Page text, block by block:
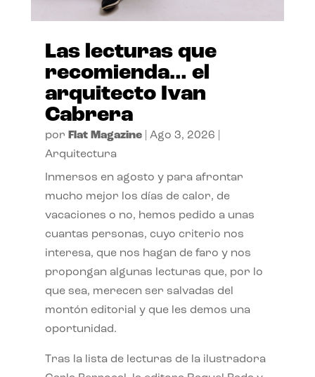
Las lecturas que
recomienda… el
arquitecto Ivan
Cabrera
por Flat Magazine| Ago 3, 2026
Arquitectura
Inmersos en agosto y para afrontar
mucho mejor los días de calor, de
vacaciones o no, hemos pedido a unas
cuantas personas, cuyo criterio nos
interesa, que nos hagan de faro y nos
propongan algunas lecturas que, por lo
que sea, merecen ser salvadas del
montón editorial y que les demos una
oportunidad.
Tras la lista de lecturas de la ilustradora